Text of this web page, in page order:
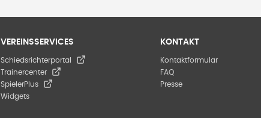
VEREINSSERVICES
Schiedsrichterportal
Trainercenter
SpielerPlus
Widgets
KONTAKT
Kontaktformular
FAQ
Presse